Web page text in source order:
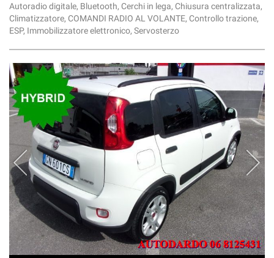
Autoradio digitale, Bluetooth, Cerchi in lega, Chiusura centralizzata,
Climatizzatore, COMANDI RADIO AL VOLANTE, Controllo trazione,
ESP, Immobilizzatore elettronico, Servosterzo